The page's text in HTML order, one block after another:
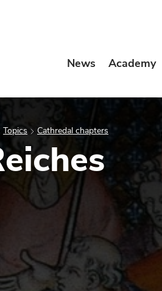
News Academy
Topics Cathredal chapters